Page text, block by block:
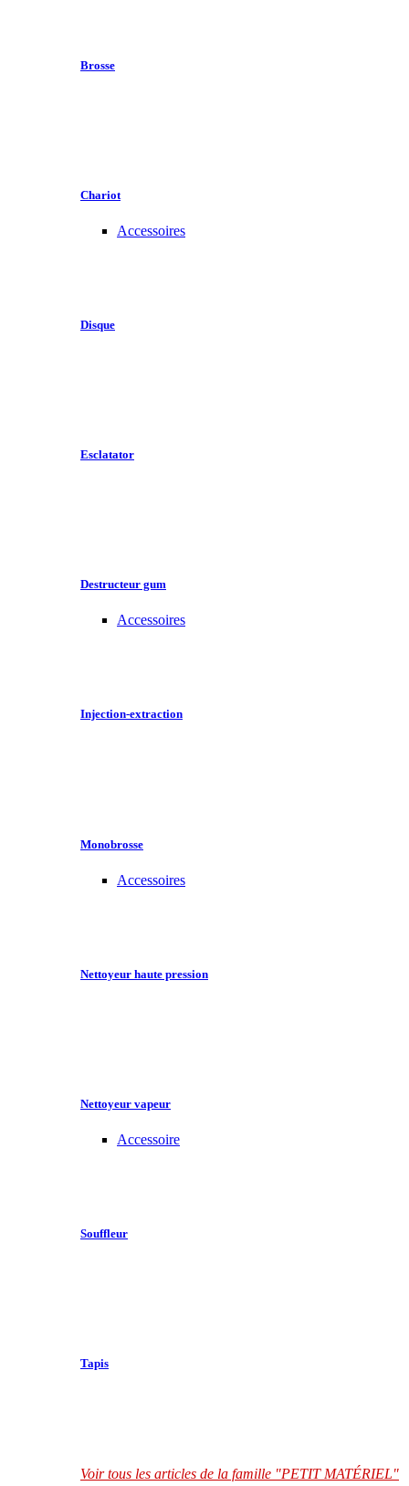
Brosse
Chariot
Accessoires
Disque
Esclatator
Destructeur gum
Accessoires
Injection-extraction
Monobrosse
Accessoires
Nettoyeur haute pression
Nettoyeur vapeur
Accessoire
Souffleur
Tapis
Voir tous les articles de la famille "PETIT MATÉRIEL"